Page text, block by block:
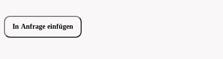
In Anfrage einfügen